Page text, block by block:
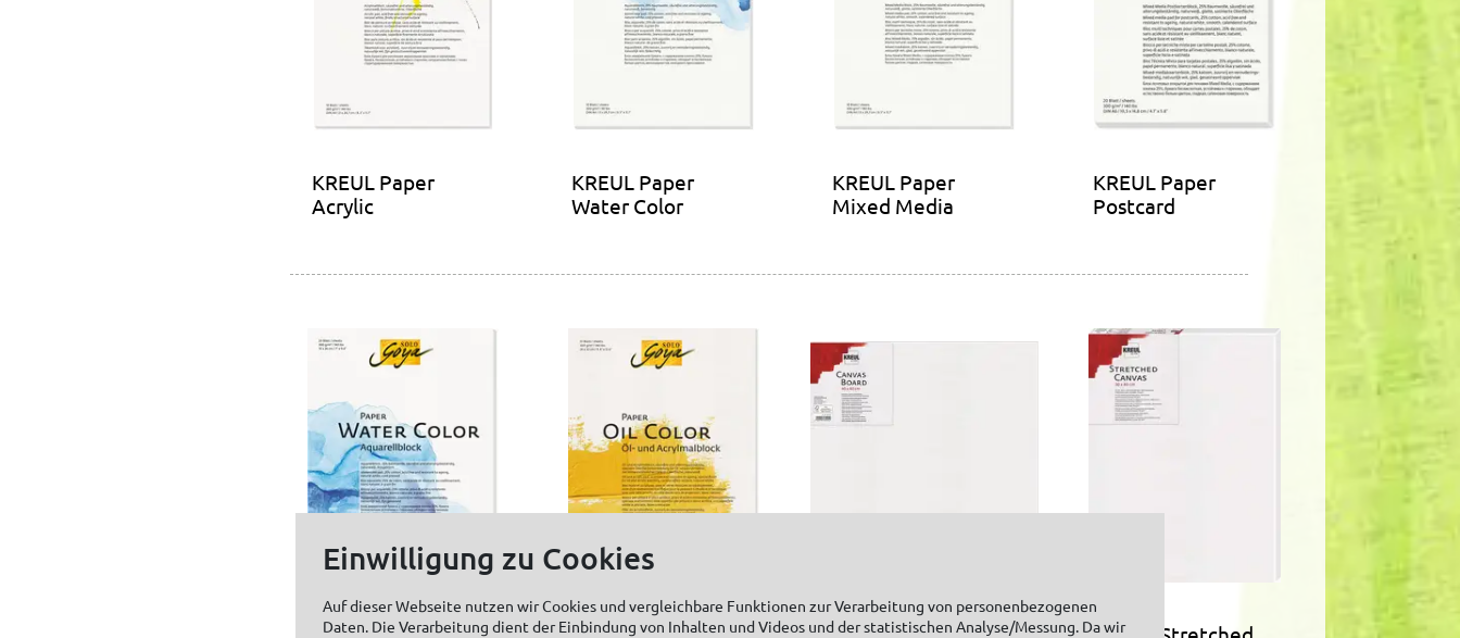
KREUL Paper
Acrylic
KREUL Paper
Water Color
KREUL Paper
Mixed Media
KREUL Paper
Postcard
Einwilligung zu Cookies
Auf dieser Webseite nutzen wir Cookies und vergleichbare Funktionen zur Verarbeitung von personenbezogenen
Daten. Die Verarbeitung dient der Einbindung von Inhalten und Videos und der statistischen Analyse/Messung. Da wir